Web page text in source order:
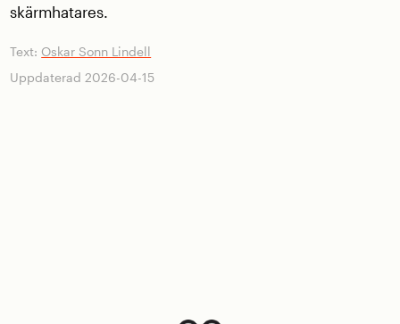
skärmhatares.
Text: Oskar Sonn Lindell
Uppdaterad 2026-04-15